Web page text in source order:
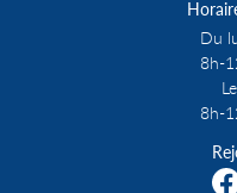
Du
8h-
8h-